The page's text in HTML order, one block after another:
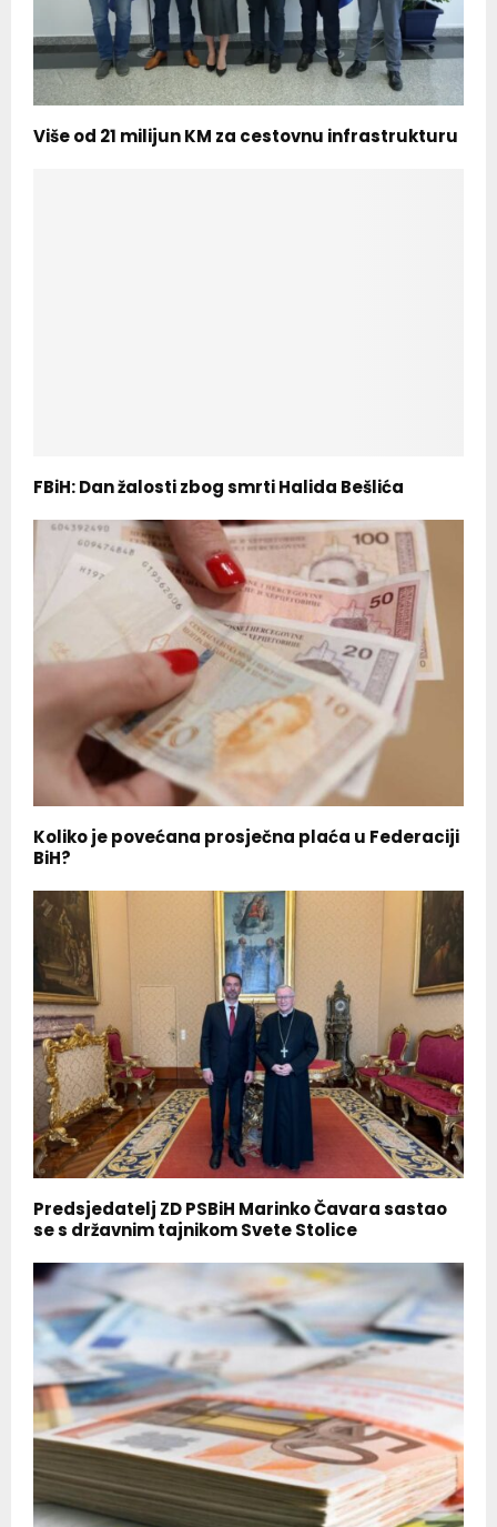
Više od 21 milijun KM za cestovnu infrastrukturu
FBiH: Dan žalosti zbog smrti Halida Bešlića
Koliko je povećana prosječna plaća u Federaciji
BiH?
Predsjedatelj ZD PSBiH Marinko Čavara sastao
se s državnim tajnikom Svete Stolice